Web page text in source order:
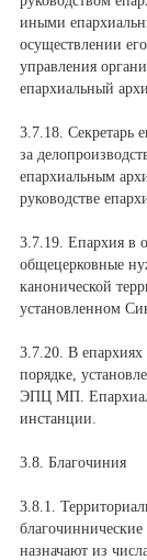
иными
осуществлении
управления
епархиальный
3.7.18. Секретарь
за
епархиальным
руководстве
3.7.19. Епархия в
общецерковные
канонической
установленном
3.7.20. В епархиях
порядке,
ЭПЦ МП.
инстанции.
3.8. Благочиния
3.8.1.
назначают из